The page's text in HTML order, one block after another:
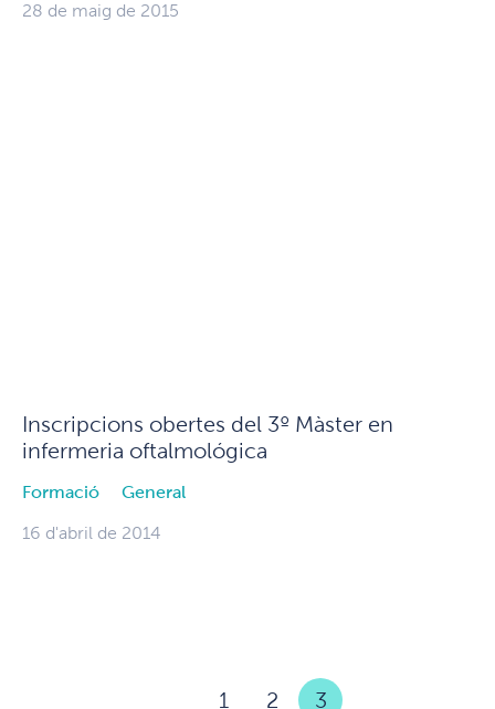
28 de maig de 2015
Inscripcions obertes del 3º Màster en
infermeria oftalmológica
Formació General
16 d'abril de 2014
1 2 3